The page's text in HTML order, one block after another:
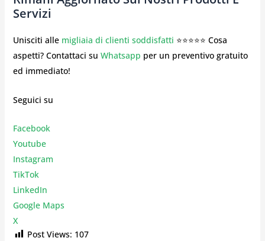
Servizi
Unisciti alle migliaia di clienti soddisfatti ⭐⭐⭐⭐⭐ Cosa
aspetti? Contattaci su Whatsapp per un preventivo gratuito
ed immediato!
Seguici su
Facebook
Youtube
Instagram
TikTok
LinkedIn
Google Maps
X
Post Views: 107